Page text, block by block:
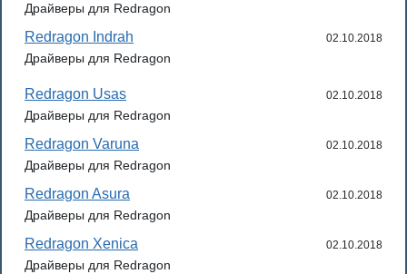
Драйверы для Redragon
Redragon Indrah 02.10.2018
Драйверы для Redragon
Redragon Usas 02.10.2018
Драйверы для Redragon
Redragon Varuna 02.10.2018
Драйверы для Redragon
Redragon Asura 02.10.2018
Драйверы для Redragon
Redragon Xenica 02.10.2018
Драйверы для Redragon